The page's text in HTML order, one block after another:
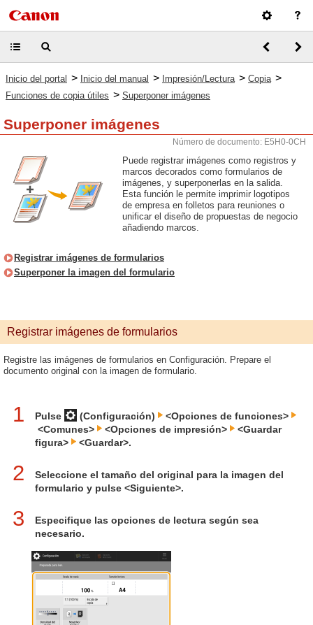
Inicio del portal > Inicio del manual > Impresión/Lectura > Copia >
Funciones de copia útiles > Superponer imágenes
Superponer imágenes
Número de documento: E5H0-0CH
Puede registrar imágenes como registros y
marcos decorados como formularios de
imágenes, y superponerlas en la salida.
Esta función le permite imprimir logotipos
de empresa en folletos para reuniones o
unificar el diseño de propuestas de negocio
añadiendo marcos.
Registrar imágenes de formularios
Superponer la imagen del formulario
Registrar imágenes de formularios
Registre las imágenes de formularios en Configuración. Prepare el
documento original con la imagen de formulario.
1 Pulse (Configuración)
<Opciones de funciones>
<Comunes>
<Opciones de impresión>
<Guardar
figura>
<Guardar>.
2
Seleccione el tamaño del original para la imagen del
formulario y pulse <Siguiente>.
3
Especifique las opciones de lectura según sea
necesario.